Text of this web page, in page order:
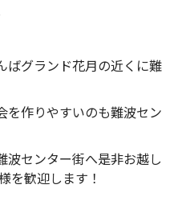
ばグランド花月の近くに難
を作りやすいのも難波セン
波センター街へ是非お越し
を歓迎します！